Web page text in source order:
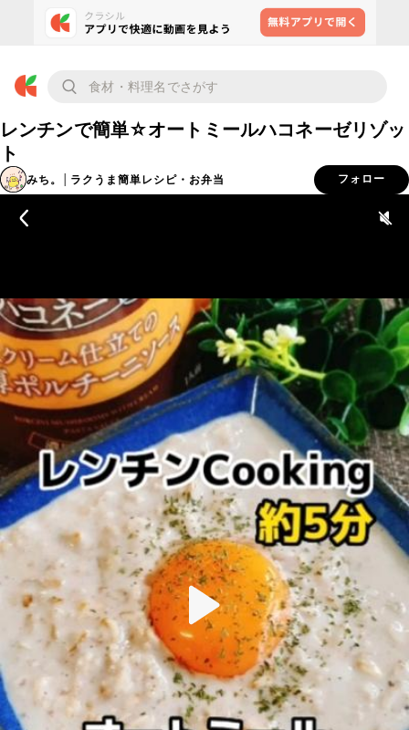
レンチンで簡単☆オートミールハコネーゼリゾッ
ト
みち。│ラクうま簡単レシピ・お弁当 フォロー